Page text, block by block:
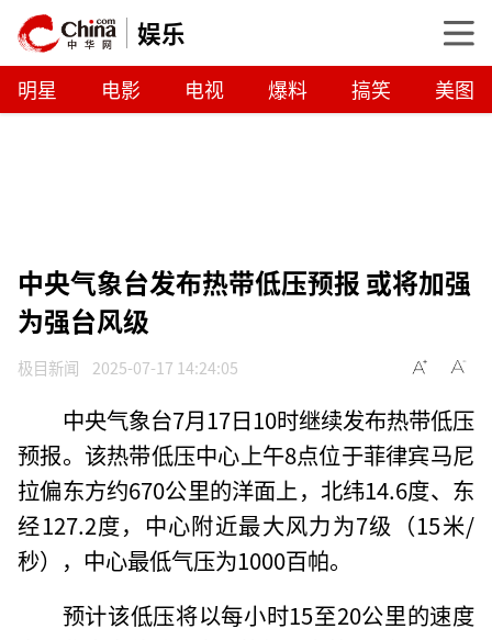
娱乐
明星 电影 电视 爆料 搞笑 美图
中央气象台发布热带低压预报 或将加强
为强台风级
极目新闻 2025-07-17 14:24:05
中央气象台7月17日10时继续发布热带低压
预报。该热带低压中心上午8点位于菲律宾马尼
拉偏东方约670公里的洋面上，北纬14.6度、东
经127.2度，中心附近最大风力为7级（15米/
秒），中心最低气压为1000百帕。
预计该低压将以每小时15至20公里的速度